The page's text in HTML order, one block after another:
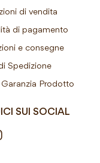
di vendita
di pagamento
e consegne
Spedizione
Garanzia Prodotto
SUI SOCIAL